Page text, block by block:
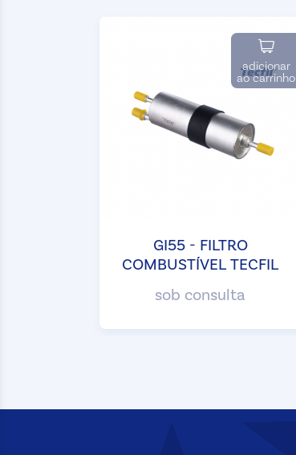
adicionar
ao carrinho
GI55 - FILTRO
COMBUSTÍVEL TECFIL
sob consulta